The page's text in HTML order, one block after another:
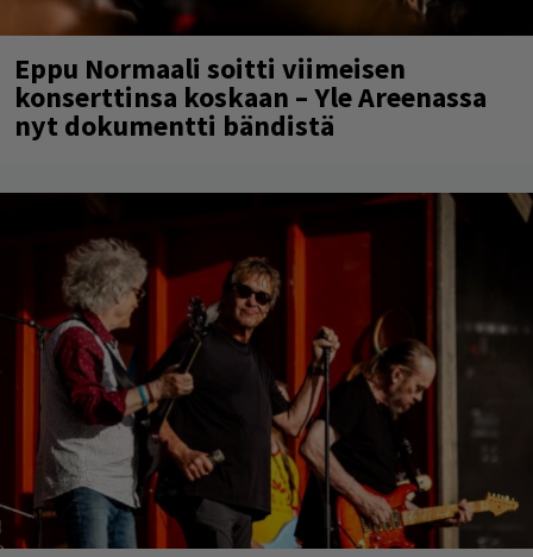
Eppu Normaali soitti viimeisen
konserttinsa koskaan – Yle Areenassa
nyt dokumentti bändistä